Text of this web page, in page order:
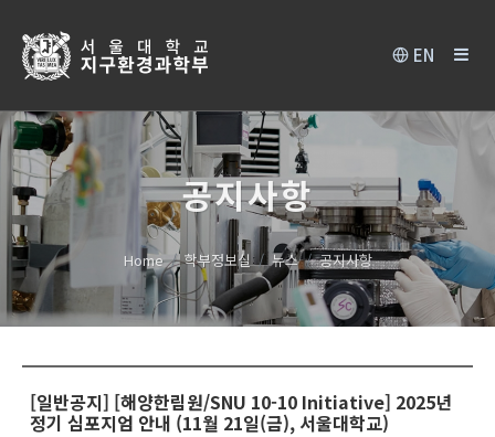
EN
공지사항
Home 학부정보실 뉴스 공지사항
[일반공지] [해양한림원/SNU 10-10 Initiative] 2025년
정기 심포지엄 안내 (11월 21일(금), 서울대학교)